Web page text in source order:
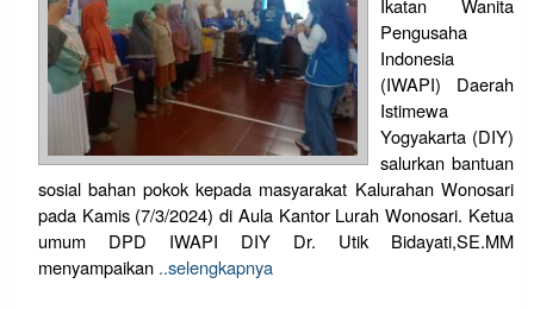
Pengusaha
Indonesia
(IWAPI) Daerah
Istimewa
Yogyakarta (DIY)
salurkan bantuan
sosial bahan pokok kepada masyarakat Kalurahan Wonosari
pada Kamis (7/3/2024) di Aula Kantor Lurah Wonosari. Ketua
umum DPD IWAPI DIY Dr. Utik Bidayati,SE.MM
menyampaikan ..selengkapnya